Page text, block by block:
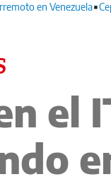
en Venezuela
el